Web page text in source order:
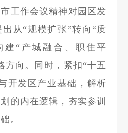
工作会议精神对园区发
从“规模扩张”转向“质
建“产城融合、职住平
方向。同时，紧扣“十五
开发区产业基础，解析
的内在逻辑，夯实参训
。